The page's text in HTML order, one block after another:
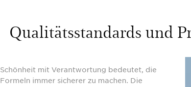
Qualitätsstandards und
Schönheit mit Verantwortung bedeutet, die
Formeln immer sicherer zu machen. Die